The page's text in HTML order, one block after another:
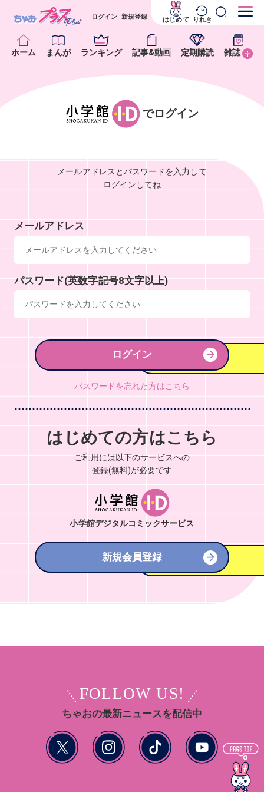
ホーム まんが ランキング 記事&動画 定期購読 雑誌
ログイン 新規登録 はじめて りれき
でログイン
メールアドレスとパスワードを入力して
ログインしてね
メールアドレス
パスワード(英数字記号8文字以上)
ログイン
パスワードを忘れた方はこちら
はじめての方はこちら
ご利用には以下のサービスへの
登録(無料)が必要です
小学館デジタルコミックサービス
新規会員登録
FOLLOW US!
ちゃおの最新ニュースを配信中